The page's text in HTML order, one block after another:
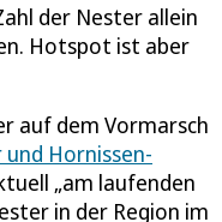
der Nester allein
Hotspot ist aber
auf dem Vormarsch
Hornissen-
„am laufenden
in der Region im